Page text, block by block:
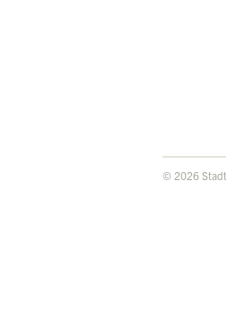
© 2026